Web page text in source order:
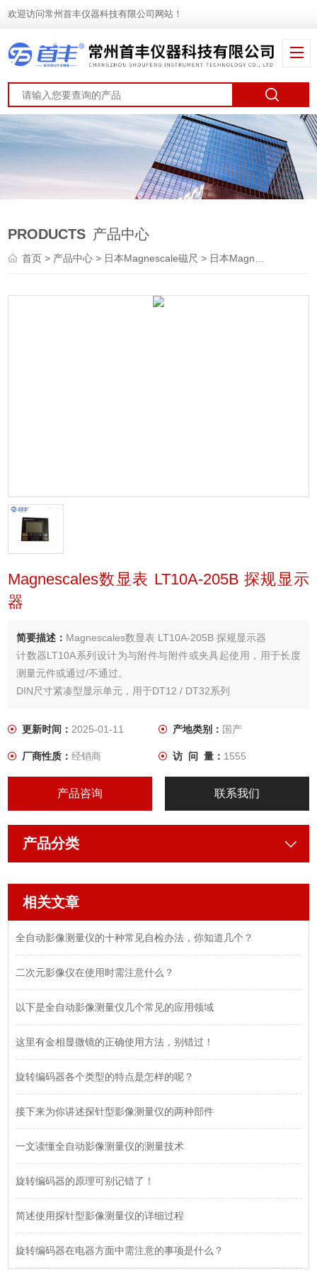
欢迎访问常州首丰仪器科技有限公司网站！
PRODUCTS 产品中心
首页> 产品中心 > 日本Magnescale磁尺 > 日本Magnescale数显表
Magnescales数显表 LT10A-205B 探规显示
器
简要描述： Magnescales数显表 LT10A-205B 探规显示器
计数器LT10A系列设计为与附件与附件或夹具起使用，用于长度
测量元件或通过/不通过。
DIN尺寸紧凑型显示单元，用于DT12 / DT32系列
更新时间：2025-01-11 产地类别： 国产
厂商性质：经销商 访 问 量： 1555
产品咨询 联系我们
产品分类
相关文章
全自动影像测量仪的十种常见自检办法，你知道几个？
二次元影像仪在使用时需注意什么？
以下是全自动影像测量仪几个常见的应用领域
这里有金相显微镜的正确使用方法，别错过！
旋转编码器各个类型的特点是怎样的呢？
接下来为你讲述探针型影像测量仪的两种部件
一文读懂全自动影像测量仪的测量技术
旋转编码器的原理可别记错了！
简述使用探针型影像测量仪的详细过程
旋转编码器在电器方面中需注意的事项是什么？